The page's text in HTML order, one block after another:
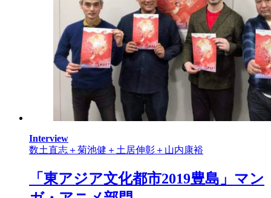
Interview
数土直志＋菊池健＋土居伸彰＋山内康裕
「東アジア文化都市2019豊島」マン